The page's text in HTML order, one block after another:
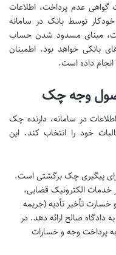
عدم پرداخت، اطلاعات
توسط بانک در سامانه
مبنای مسدود شدن حساب
بانکی خواهد بود. اطمینان
داده است.
وجه چک
در سامانه، دارنده چک
خود را انتخاب کند. این
برای پیگیری چک برگشتی است.
خدمات الکترونیک قضایی،
تأخیر تأدیه (جریمه
دادگاه صالح ارائه دهد. در
پرداخت وجه و خسارات